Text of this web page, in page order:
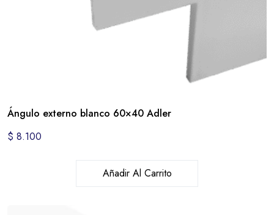
Ángulo externo blanco 60×40 Adler
$ 8.100
Añadir Al Carrito